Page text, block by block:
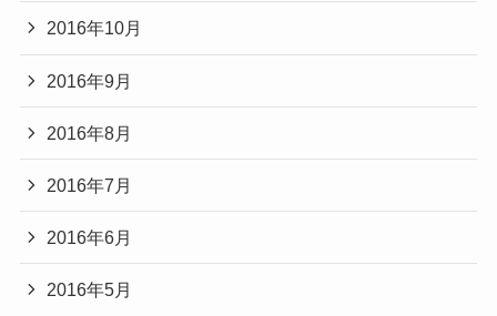
2016年10月
2016年9月
2016年8月
2016年7月
2016年6月
2016年5月